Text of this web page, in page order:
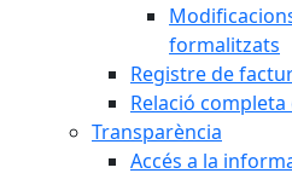
formalitzats
Registre de
Relació
Transparència
Accés a la